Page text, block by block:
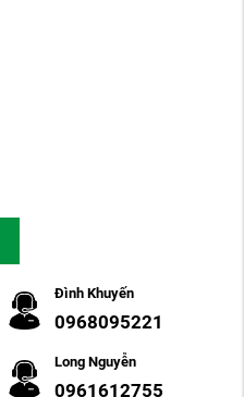
Đình Khuyến
0968095221
Long Nguyễn
0961612755